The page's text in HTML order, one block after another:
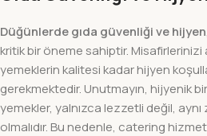
Düğünlerde gıda güvenliği ve hijyen
kritik bir öneme sahiptir. Misafirlerinizi
yemeklerin kalitesi kadar hijyen
gerekmektedir. Unutmayın, hijyenik
yemekler, yalnızca lezzetli değil, aynı
olmalıdır. Bu nedenle, catering